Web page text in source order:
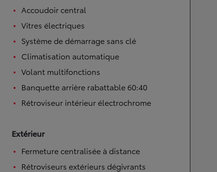
Accoudoir central
Vitres électriques
Système de démarrage sans clé
Climatisation automatique
Volant multifonctions
Banquette arrière rabattable 60:40
Rétroviseur intérieur électrochrome
Extérieur
Fermeture centralisée à distance
Rétroviseurs extérieurs dégivrants